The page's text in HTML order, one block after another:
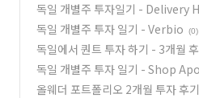
독일 개별주 투자일기 - Delivery
리 히어로) (0)
독일 개별주 투자 일기 - Verbio (0)
독일에서 퀀트 투자 하기 - 3개월
독일 개별주 투자 일기 - Shop
아포테케)
(0)
올웨더 포트폴리오 2개월 투자 후